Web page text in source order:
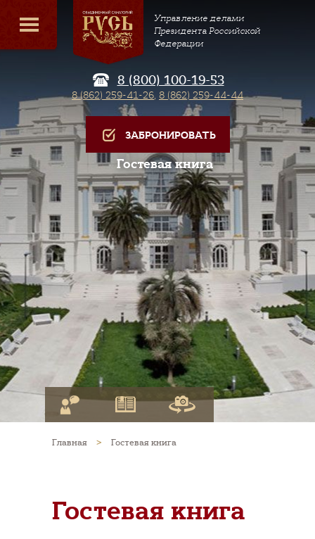
Управление делами
Президента Российской
Федерации
8 (800) 100-19-53
8 (862) 259-41-26, 8 (862) 259-44-44
ЗАБРОНИРОВАТЬ
Гостевая книга
Главная > Гостевая книга
Гостевая книга